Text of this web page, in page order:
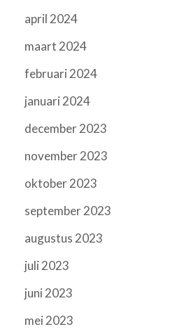
april 2024
maart 2024
februari 2024
januari 2024
december 2023
november 2023
oktober 2023
september 2023
augustus 2023
juli 2023
juni 2023
mei 2023